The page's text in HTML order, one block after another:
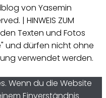
von Yasemin
| HINWEIS ZUM
den Texten und Fotos
und dürfen nicht ohne
verwendet werden.
Wenn du die Website